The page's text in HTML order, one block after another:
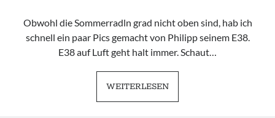
Obwohl die Sommerradln grad nicht oben sind, hab ich
schnell ein paar Pics gemacht von Philipp seinem E38.
E38 auf Luft geht halt immer. Schaut…
WEITERLESENBMW
E38